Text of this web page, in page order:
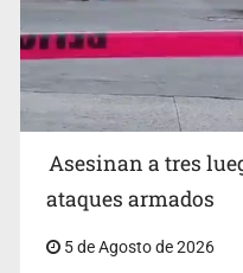
Mujer resulta lesionada
Zapopan
Asesinan a tres
ataques armados
5 de Agosto de 2026